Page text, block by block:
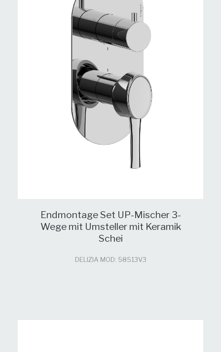
Endmontage Set UP-Mischer 3-
Wege mit Umsteller mit Keramik
Schei
DELIZIA MOD: 58513V3